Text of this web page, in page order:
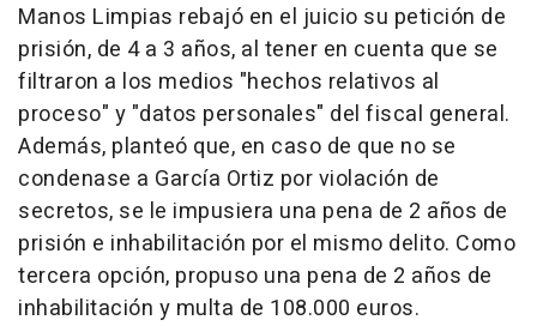
Manos Limpias rebajó en el juicio su petición de
prisión, de 4 a 3 años, al tener en cuenta que se
filtraron a los medios "hechos relativos al
proceso" y "datos personales" del fiscal general.
Además, planteó que, en caso de que no se
condenase a García Ortiz por violación de
secretos, se le impusiera una pena de 2 años de
prisión e inhabilitación por el mismo delito. Como
tercera opción, propuso una pena de 2 años de
inhabilitación y multa de 108.000 euros.